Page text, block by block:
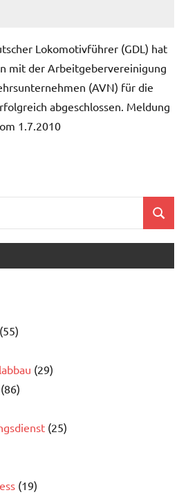
Lokomotivführer (GDL) hat
mit der Arbeitgebervereinigung
(AVN) für die
abgeschlossen. Meldung
1.7.2010
Suchen
(55)
(29)
(86)
(25)
(19)